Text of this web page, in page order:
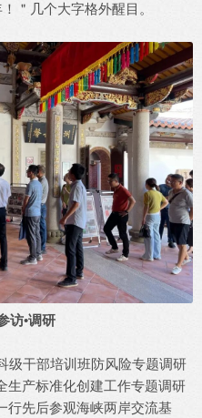
＂几个大字格外醒目。
访•调研
级干部培训班防风险专题调研
生产标准化创建工作专题调研
行先后参观海峡两岸交流基